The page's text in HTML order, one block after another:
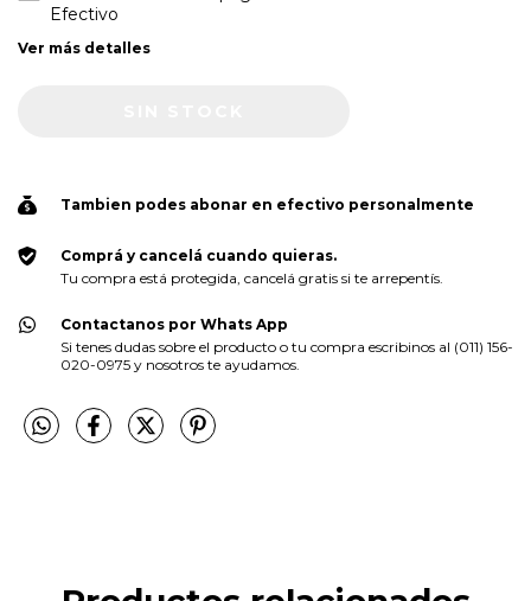
Efectivo
Ver más detalles
Tambien podes abonar en efectivo personalmente
Comprá y cancelá cuando quieras.
Tu compra está protegida, cancelá gratis si te arrepentís.
Contactanos por Whats App
Si tenes dudas sobre el producto o tu compra escribinos al (011) 156-
020-0975 y nosotros te ayudamos.